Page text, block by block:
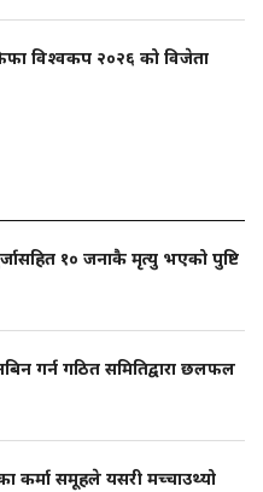
विश्वकप २०२६ को विजेता
१० जनाकै मृत्यु भएको पुष्टि
गर्न गठित समितिद्वारा छलफल
कर्मा समूहले यसरी मच्चाउथ्यो